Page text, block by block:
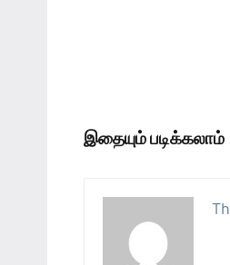
இதையும் படிக்கலாம்